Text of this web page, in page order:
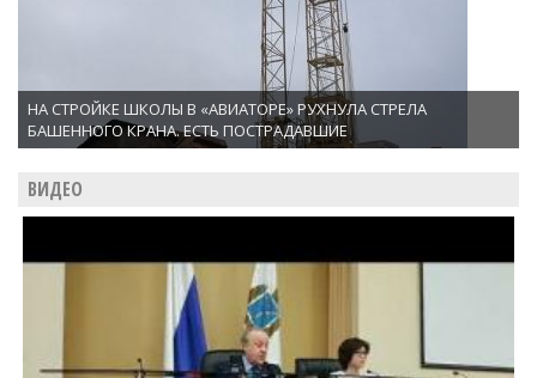
НА СТРОЙКЕ ШКОЛЫ В «АВИАТОРЕ» РУХНУЛА СТРЕЛА
БАШЕННОГО КРАНА. ЕСТЬ ПОСТРАДАВШИЕ
ВИДЕО